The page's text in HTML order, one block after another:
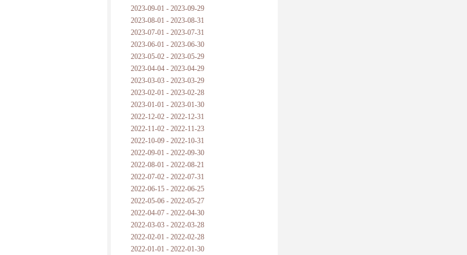
2023-09-01 - 2023-09-29
2023-08-01 - 2023-08-31
2023-07-01 - 2023-07-31
2023-06-01 - 2023-06-30
2023-05-02 - 2023-05-29
2023-04-04 - 2023-04-29
2023-03-03 - 2023-03-29
2023-02-01 - 2023-02-28
2023-01-01 - 2023-01-30
2022-12-02 - 2022-12-31
2022-11-02 - 2022-11-23
2022-10-09 - 2022-10-31
2022-09-01 - 2022-09-30
2022-08-01 - 2022-08-21
2022-07-02 - 2022-07-31
2022-06-15 - 2022-06-25
2022-05-06 - 2022-05-27
2022-04-07 - 2022-04-30
2022-03-03 - 2022-03-28
2022-02-01 - 2022-02-28
2022-01-01 - 2022-01-30